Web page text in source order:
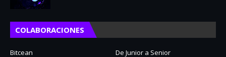
COLABORACIONES
Bitcean De Junior a Senior